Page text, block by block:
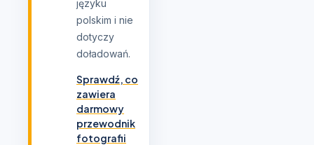
języku
polskim i nie
dotyczy
doładowań.
Sprawdź, co
zawiera
darmowy
przewodnik
fotografii